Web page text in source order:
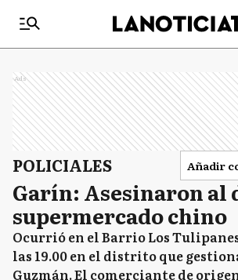
Ads
POLICIALES Añadir
Garín: Asesinaron al
supermercado chino
Ocurrió en el Barrio Los
las 19.00 en el distrito que
Guzmán. El comerciante de